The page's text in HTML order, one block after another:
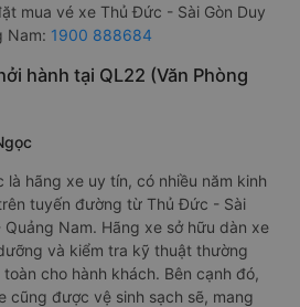
mua vé xe Thủ Đức - Sài Gòn Duy
Nam: 1900 888684
hành tại QL22 (Văn Phòng
là hãng xe uy tín, có nhiều năm kinh
tuyến đường từ Thủ Đức - Sài
Quảng Nam. Hãng xe sở hữu dàn xe
và kiểm tra kỹ thuật thường
cho hành khách. Bên cạnh đó,
cũng được vệ sinh sạch sẽ, mang